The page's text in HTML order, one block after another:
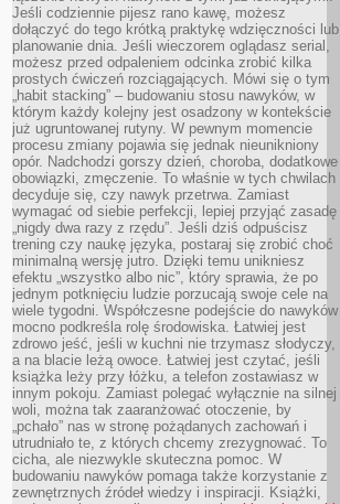
Jeśli codziennie pijesz rano kawę, możesz
dołączyć do tego krótką praktykę wdzięczności lub
planowanie dnia. Jeśli wieczorem oglądasz serial,
możesz przed odpaleniem odcinka zrobić kilka
prostych ćwiczeń rozciągających. Mówi się o tym
„habit stacking” – budowaniu stosu nawyków, w
którym każdy kolejny jest osadzony w kontekście
już ugruntowanej rutyny. W pewnym momencie
procesu zmiany pojawia się jednak nieunikniony
opór. Nadchodzi gorszy dzień, choroba, dodatkowe
obowiązki, zmęczenie. To właśnie w tych chwilach
decyduje się, czy nawyk przetrwa. Zamiast
wymagać od siebie perfekcji, lepiej przyjąć zasadę
„nigdy dwa razy z rzędu”. Jeśli dziś odpuścisz
trening czy naukę języka, postaraj się zrobić choć
minimalną wersję jutro. Dzięki temu unikniesz
efektu „wszystko albo nic”, który sprawia, że po
jednym potknięciu ludzie porzucają swoje cele na
wiele tygodni. Współczesne podejście do nawyków
mocno podkreśla rolę środowiska. Łatwiej jest
zdrowo jeść, jeśli w kuchni nie trzymasz słodyczy,
a na blacie leżą owoce. Łatwiej jest czytać, jeśli
książka leży przy łóżku, a telefon zostawiasz w
innym pokoju. Zamiast polegać wyłącznie na silnej
woli, można tak zaaranżować otoczenie, by
„pchało” nas w stronę pożądanych zachowań i
utrudniało te, z których chcemy zrezygnować. To
cicha, ale niezwykle skuteczna pomoc. W
budowaniu nawyków pomaga także korzystanie z
zewnętrznych źródeł wiedzy i inspiracji. Książki,